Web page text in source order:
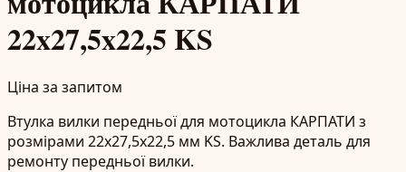
22x27,5x22,5 KS
Ціна за запитом
Втулка вилки передньої для мотоцикла КАРПАТИ з
розмірами 22x27,5x22,5 мм KS. Важлива деталь для
ремонту передньої вилки.